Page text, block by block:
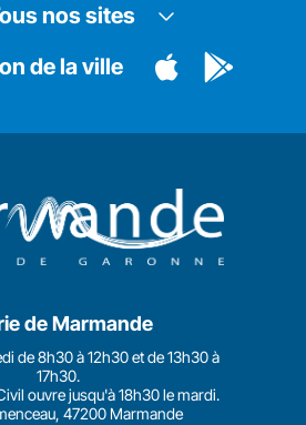
nos sites
de la ville
de Marmande
de 8h30 à 12h30 et de 13h30 à
17h30.
ouvre jusqu'à 18h30 le mardi.
47200 Marmande